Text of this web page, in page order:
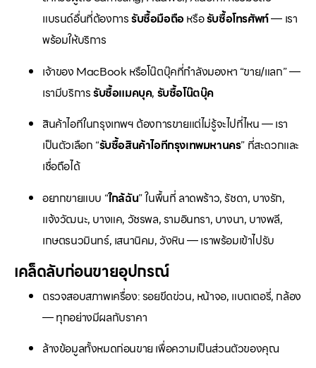
แบรนด์อื่นที่ต้องการรับซื้อมือถือหรือรับซื้อโทรศัพท์— เรา
พร้อมให้บริการ
เจ้าของ MacBook หรือโน๊ตบุ๊คที่กำลังมองหา “ขาย/แลก” —
เรามีบริการรับซื้อแมคบุค, รับซื้อโน๊ตบุ๊ค
สินค้าไอทีในกรุงเทพฯ ต้องการขายแต่ไม่รู้จะไปที่ไหน — เรา
เป็นตัวเลือก “รับซื้อสินค้าไอทีกรุงเทพมหานคร” ที่สะดวกและ
เชื่อถือได้
อยากขายแบบ “ใกล้ฉัน” ในพื้นที่ ลาดพร้าว, รัชดา, บางรัก,
แจ้งวัฒนะ, บางแค, วัชรพล, รามอินทรา, บางนา, บางพลี,
เกษตรนวมินทร์, เสนานิคม, วังหิน — เราพร้อมเข้าไปรับ
เคล็ดลับก่อนขายอุปกรณ์
ตรวจสอบสภาพเครื่อง: รอยขีดข่วน, หน้าจอ, แบตเตอรี่, กล้อง
— ทุกอย่างมีผลกับราคา
ล้างข้อมูลทั้งหมดก่อนขาย เพื่อความเป็นส่วนตัวของคุณ